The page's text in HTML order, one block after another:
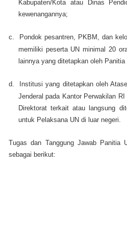
Kabupaten/Kota atau Dinas
kewenangannya;
c.
Pondok pesantren, PKBM, dan
memiliki peserta UN minimal 20
lainnya yang ditetapkan oleh
d.
Institusi yang ditetapkan oleh
Jenderal pada Kantor Perwakilan
Direktorat terkait atau langsung
untuk Pelaksana UN di luar negeri.
Tugas dan Tanggung Jawab Panitia
sebagai berikut: